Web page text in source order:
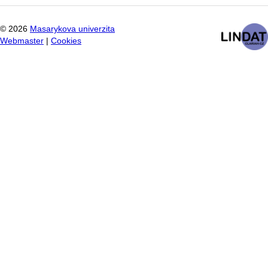
© 2026 Masarykova univerzita
Webmaster
Cookies